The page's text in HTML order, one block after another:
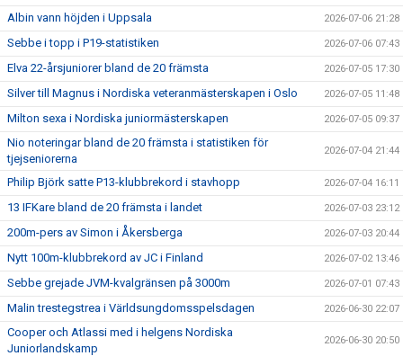
Albin vann höjden i Uppsala 2026-07-06 21:28
Sebbe i topp i P19-statistiken 2026-07-06 07:43
Elva 22-årsjuniorer bland de 20 främsta 2026-07-05 17:30
Silver till Magnus i Nordiska veteranmästerskapen i Oslo 2026-07-05 11:48
Milton sexa i Nordiska juniormästerskapen 2026-07-05 09:37
Nio noteringar bland de 20 främsta i statistiken för
tjejseniorerna
2026-07-04 21:44
Philip Björk satte P13-klubbrekord i stavhopp 2026-07-04 16:11
13 IFKare bland de 20 främsta i landet 2026-07-03 23:12
200m-pers av Simon i Åkersberga 2026-07-03 20:44
Nytt 100m-klubbrekord av JC i Finland 2026-07-02 13:46
Sebbe grejade JVM-kvalgränsen på 3000m 2026-07-01 07:43
Malin trestegstrea i Världsungdomsspelsdagen 2026-06-30 22:07
Cooper och Atlassi med i helgens Nordiska
Juniorlandskamp
2026-06-30 20:50